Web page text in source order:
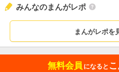
みんなのまんがレポ
まんがレポを
無料会員 になると